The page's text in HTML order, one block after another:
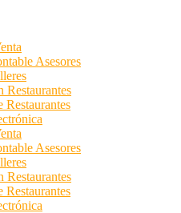
Asesores
Restaurantes
Asesores
Restaurantes